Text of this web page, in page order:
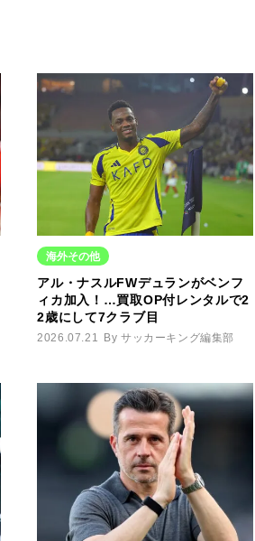
海外その他
アル・ナスルFWデュランがベンフ
ィカ加入！…買取OP付レンタルで2
2歳にして7クラブ目
2026.07.21 By サッカーキング編集部